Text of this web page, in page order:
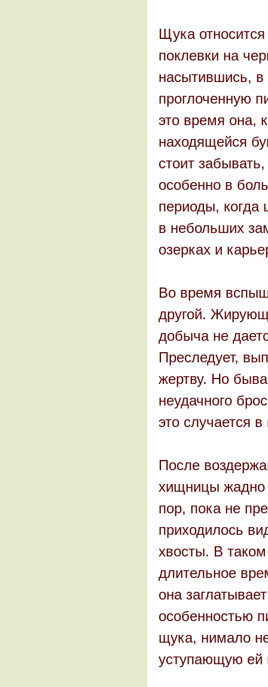
Щука
поклевки на
насытившись, в
проглоченную
это время она,
находящейся
стоит
особенно в
периоды, когда
в небольших
озерках и
Во время
другой.
добыча не
Преследует,
жертву. Но
неудачного
это случается
После
хищницы жадно
пор, пока не
приходилось
хвосты. В
длительное
она
особенностью
щука, нимало
уступающую ей